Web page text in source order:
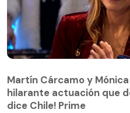
hilarante actuación que
dice Chile! Prime
Martín Cárcamo y
hilarante actuación que
dice Chile! Prime